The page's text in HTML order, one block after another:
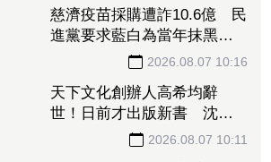
慈濟疫苗採購遭詐10.6億 民
進黨要求藍白為當年抹黑防
2026.08.07 10:16
天下文化創辦人高希均辭
世！日前才出版新書 沈春